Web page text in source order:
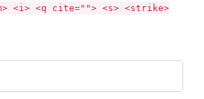
<i> <q cite=""> <s> <strike>